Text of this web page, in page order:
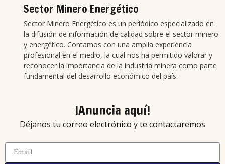
Sector Minero Energético
Sector Minero Energético es un periódico especializado en
la difusión de información de calidad sobre el sector minero
y energético. Contamos con una amplia experiencia
profesional en el medio, la cual nos ha permitido valorar y
reconocer la importancia de la industria minera como parte
fundamental del desarrollo económico del país.
¡Anuncia aquí!
Déjanos tu correo electrónico y te contactaremos